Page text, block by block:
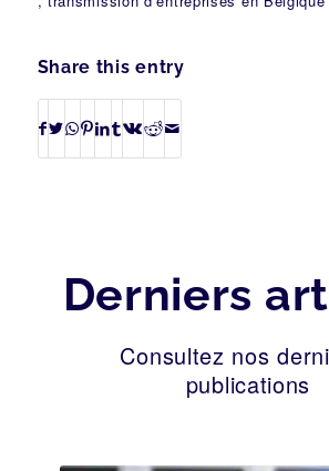
Share this entry
Derniers
Consultez nos
publications